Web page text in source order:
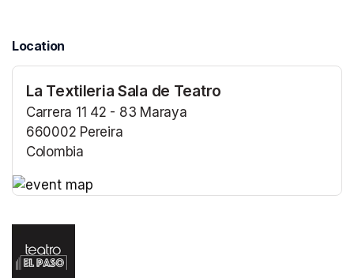
Location
La Textileria Sala de Teatro
Carrera 11 42 - 83 Maraya
660002 Pereira
Colombia